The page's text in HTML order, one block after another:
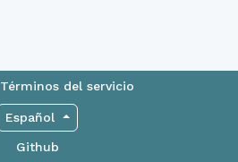
Términos del servicio
Español
Github